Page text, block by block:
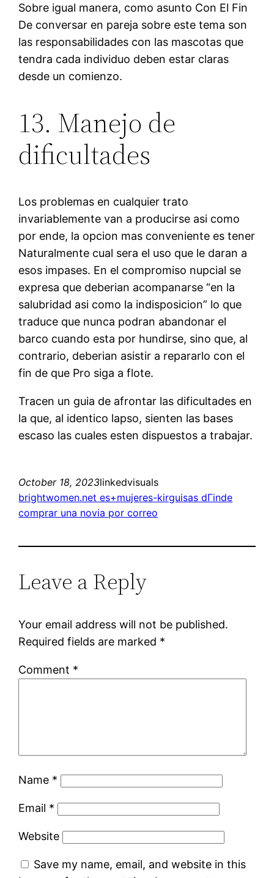
Sobre igual manera, como asunto Con El Fin
De conversar en pareja sobre este tema son
las responsabilidades con las mascotas que
tendra cada individuo deben estar claras
desde un comienzo.
13. Manejo de
dificultades
Los problemas en cualquier trato
invariablemente van a producirse asi­ como
por ende, la opcion mas conveniente es tener
Naturalmente cual sera el uso que le daran a
esos impases. En el compromiso nupcial se
expresa que deberi­an acompanarse “en la
salubridad asi­ como la indisposicion” lo que
traduce que nunca podran abandonar el
barco cuando esta por hundirse, sino que, al
contrario, deberi­an asistir a repararlo con el
fin de que Pro siga a flote.
Tracen un guia de afrontar las dificultades en
la que, al identico lapso, sienten las bases
escaso las cuales esten dispuestos a trabajar.
October 18, 2023linkedvisuals
brightwomen.net es+mujeres-kirguisas dГіnde
comprar una novia por correo
Leave a Reply
Your email address will not be published.
Required fields are marked *
Comment *
Name *
Email *
Website
Save my name, email, and website in this